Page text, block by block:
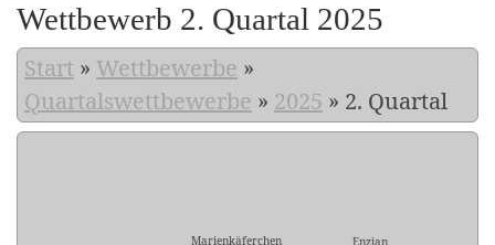
Wettbewerb 2. Quartal 2025
Start » Wettbewerbe »
Quartalswettbewerbe » 2025 » 2. Quartal
Marienkäferchen Enzian